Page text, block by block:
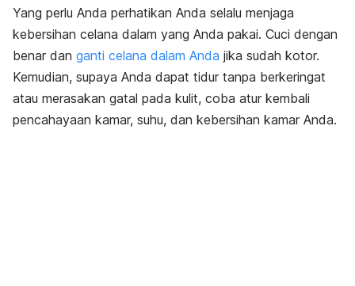
Yang perlu Anda perhatikan Anda selalu menjaga
kebersihan celana dalam yang Anda pakai. Cuci dengan
benar dan ganti celana dalam Anda jika sudah kotor.
Kemudian, supaya Anda dapat tidur tanpa berkeringat
atau merasakan gatal pada kulit, coba atur kembali
pencahayaan kamar, suhu, dan kebersihan kamar Anda.